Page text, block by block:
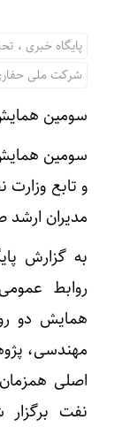
پایگاه خبری ،
شرکت ملی
سومین همایش
سومین
و تابع
مدیران ارشد
به گزارش
روابط
همایش دو
مهندسی،
اصلی
نفت